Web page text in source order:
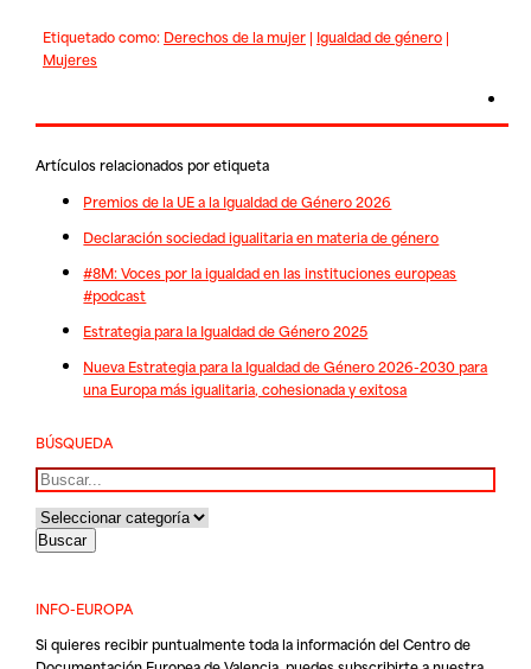
Etiquetado como: Derechos de la mujer| Igualdad de género|
Mujeres
Artículos relacionados por etiqueta
Premios de la UE a la Igualdad de Género 2026
Declaración sociedad igualitaria en materia de género
#8M: Voces por la igualdad en las instituciones europeas
#podcast
Estrategia para la Igualdad de Género 2025
Nueva Estrategia para la Igualdad de Género 2026-2030 para
una Europa más igualitaria, cohesionada y exitosa
BÚSQUEDA
Buscar
INFO-EUROPA
Si quieres recibir puntualmente toda la información del Centro de